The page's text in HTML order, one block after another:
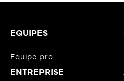
EQUIPES
Equipe pro
ENTREPRISE